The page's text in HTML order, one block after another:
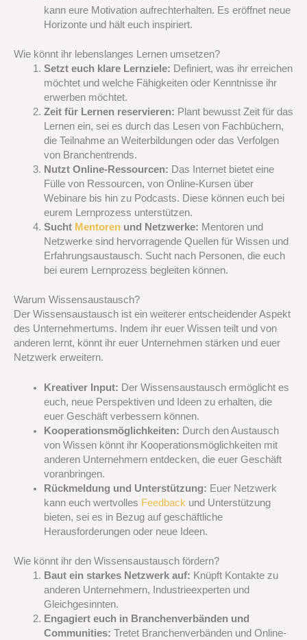
kann eure Motivation aufrechterhalten. Es eröffnet neue
Horizonte und hält euch inspiriert.
Wie könnt ihr lebenslanges Lernen umsetzen?
Setzt euch klare Lernziele: Definiert, was ihr erreichen
möchtet und welche Fähigkeiten oder Kenntnisse ihr
erwerben möchtet.
Zeit für Lernen reservieren: Plant bewusst Zeit für das
Lernen ein, sei es durch das Lesen von Fachbüchern,
die Teilnahme an Weiterbildungen oder das Verfolgen
von Branchentrends.
Nutzt Online-Ressourcen: Das Internet bietet eine
Fülle von Ressourcen, von Online-Kursen über
Webinare bis hin zu Podcasts. Diese können euch bei
eurem Lernprozess unterstützen.
Sucht Mentorenund Netzwerke: Mentoren und
Netzwerke sind hervorragende Quellen für Wissen und
Erfahrungsaustausch. Sucht nach Personen, die euch
bei eurem Lernprozess begleiten können.
Warum Wissensaustausch?
Der Wissensaustausch ist ein weiterer entscheidender Aspekt
des Unternehmertums. Indem ihr euer Wissen teilt und von
anderen lernt, könnt ihr euer Unternehmen stärken und euer
Netzwerk erweitern.
Kreativer Input: Der Wissensaustausch ermöglicht es
euch, neue Perspektiven und Ideen zu erhalten, die
euer Geschäft verbessern können.
Kooperationsmöglichkeiten: Durch den Austausch
von Wissen könnt ihr Kooperationsmöglichkeiten mit
anderen Unternehmern entdecken, die euer Geschäft
voranbringen.
Rückmeldung und Unterstützung: Euer Netzwerk
kann euch wertvolles Feedbackund Unterstützung
bieten, sei es in Bezug auf geschäftliche
Herausforderungen oder neue Ideen.
Wie könnt ihr den Wissensaustausch fördern?
Baut ein starkes Netzwerk auf: Knüpft Kontakte zu
anderen Unternehmern, Industrieexperten und
Gleichgesinnten.
Engagiert euch in Branchenverbänden und
Communities: Tretet Branchenverbänden und Online-